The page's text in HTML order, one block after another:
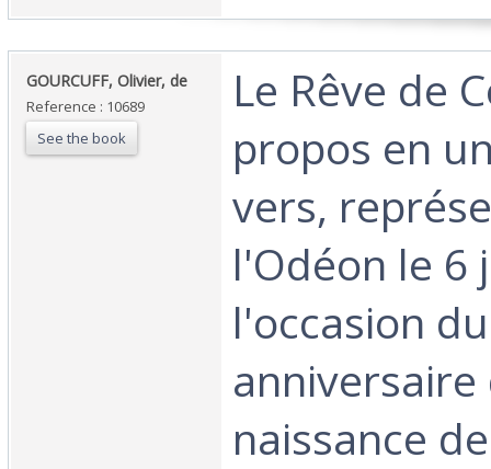
‎GOURCUFF, Olivier, de‎
Reference : 10689
See the book
‎Le Rêve de
propos en
vers,
l'Odéon le 6
l'occasion
anniversaire
naissance